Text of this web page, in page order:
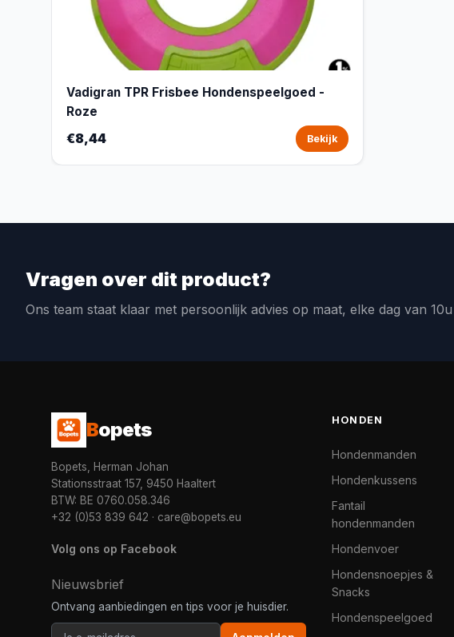
Vadigran TPR Frisbee Hondenspeelgoed -
Roze
€8,44 Bekijk
Vragen over dit product?
Ons team staat klaar met persoonlijk advies op maat, elke dag van
Bopets
Bopets, Herman Johan
Stationsstraat 157, 9450 Haaltert
BTW: BE 0760.058.346
+32 (0)53 839 642 · care@bopets.eu
Volg ons op Facebook
Nieuwsbrief
Ontvang aanbiedingen en tips voor je huisdier.
HONDEN
Hondenmanden
Hondenkussens
Fantail
hondenmanden
Hondenvoer
Hondensnoepjes &
Snacks
Hondenspeelgoed